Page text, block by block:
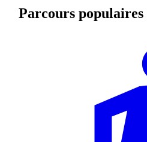
Parcours populaires